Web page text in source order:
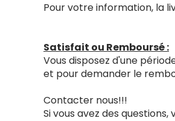
Pour votre information, la
Satisfait ou Remboursé :
Vous disposez d'une
et pour demander le
Contacter nous!!!
Si vous avez des